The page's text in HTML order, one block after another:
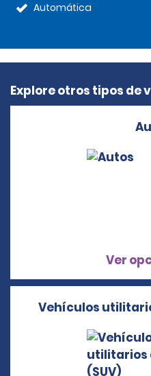
Automática
Explore otros tipos de
Ver
Vehículos